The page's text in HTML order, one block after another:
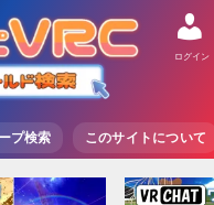
プ検索 このサイトについて
ログイン